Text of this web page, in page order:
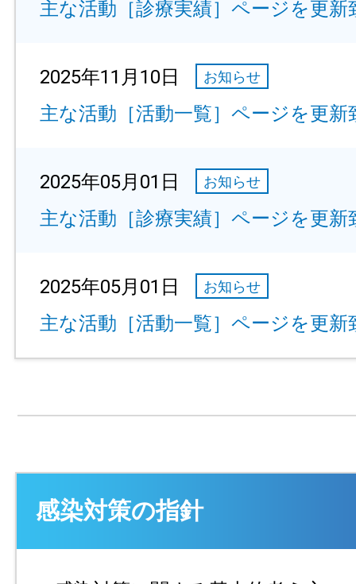
主な活動［診療実績］ページを更新
2025年11月10日 お知らせ
主な活動［活動一覧］ページを更新
2025年05月01日 お知らせ
主な活動［診療実績］ページを更新
2025年05月01日 お知らせ
主な活動［活動一覧］ページを更新
感染対策の指針